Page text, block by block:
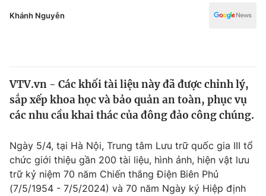
Thế giới
Thế giới đó đây
Câu chuyện quốc tế
Kinh tế
Tài chính
Thị trường
Dữ liệu và đời sống
Đời sống
Khánh Nguyễn
VTV.vn - Các khối tài liệu này đã được chỉnh lý,
sắp xếp khoa học và bảo quản an toàn, phục vụ
các nhu cầu khai thác của đông đảo công chúng.
Ngày 5/4, tại Hà Nội, Trung tâm Lưu trữ quốc gia III tổ
chức giới thiệu gần 200 tài liệu, hình ảnh, hiện vật lưu
trữ kỷ niệm 70 năm Chiến thắng Điện Biên Phủ
(7/5/1954 - 7/5/2024) và 70 năm Ngày ký Hiệp định